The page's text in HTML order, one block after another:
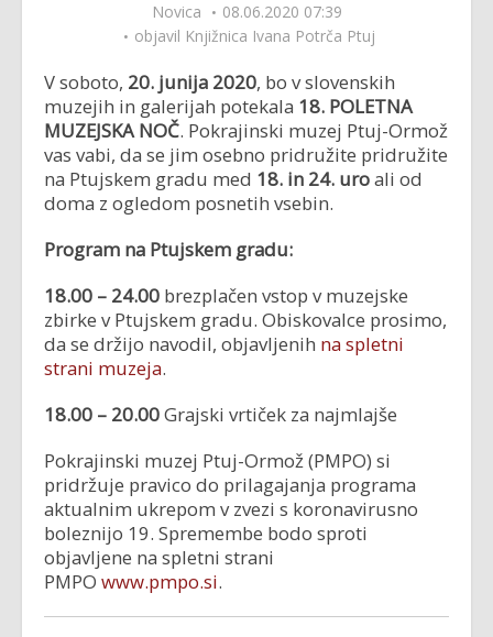
Novica
08.06.2020 07:39
objavil Knjižnica Ivana Potrča Ptuj
V soboto, 20. junija 2020, bo v slovenskih
muzejih in galerijah potekala 18. POLETNA
MUZEJSKA NOČ. Pokrajinski muzej Ptuj-Ormož
vas vabi, da se jim osebno pridružite pridružite
na Ptujskem gradu med 18. in 24. uroali od
doma z ogledom posnetih vsebin.
Program na Ptujskem gradu:
18.00 – 24.00 brezplačen vstop v muzejske
zbirke v Ptujskem gradu. Obiskovalce prosimo,
da se držijo navodil, objavljenih na spletni
strani muzeja.
18.00 – 20.00Grajski vrtiček za najmlajše
Pokrajinski muzej Ptuj-Ormož (PMPO) si
pridržuje pravico do prilagajanja programa
aktualnim ukrepom v zvezi s koronavirusno
boleznijo 19. Spremembe bodo sproti
objavljene na spletni strani
PMPO www.pmpo.si.